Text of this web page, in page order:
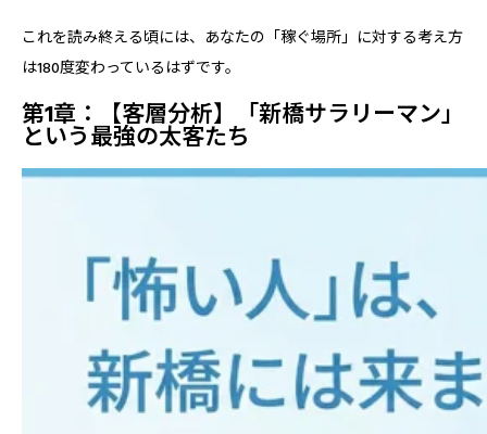
これを読み終える頃には、あなたの「稼ぐ場所」に対する考え方
は180度変わっているはずです。
第1章：【客層分析】「新橋サラリーマン」
という最強の太客たち